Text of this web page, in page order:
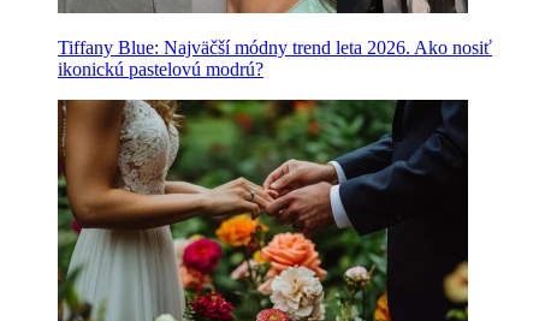
Tiffany Blue: Najväčší módny trend leta 2026. Ako nosiť
ikonickú pastelovú modrú?